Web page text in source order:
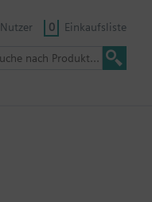
Nutzer 0 Einkaufsliste